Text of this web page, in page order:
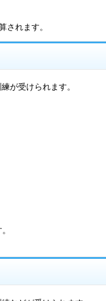
されます。
が受けられます。